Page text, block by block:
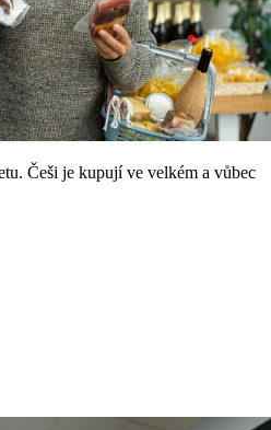
Češi je kupují ve velkém a vůbec